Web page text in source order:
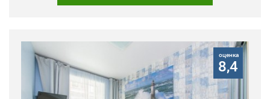
оценка
8,4